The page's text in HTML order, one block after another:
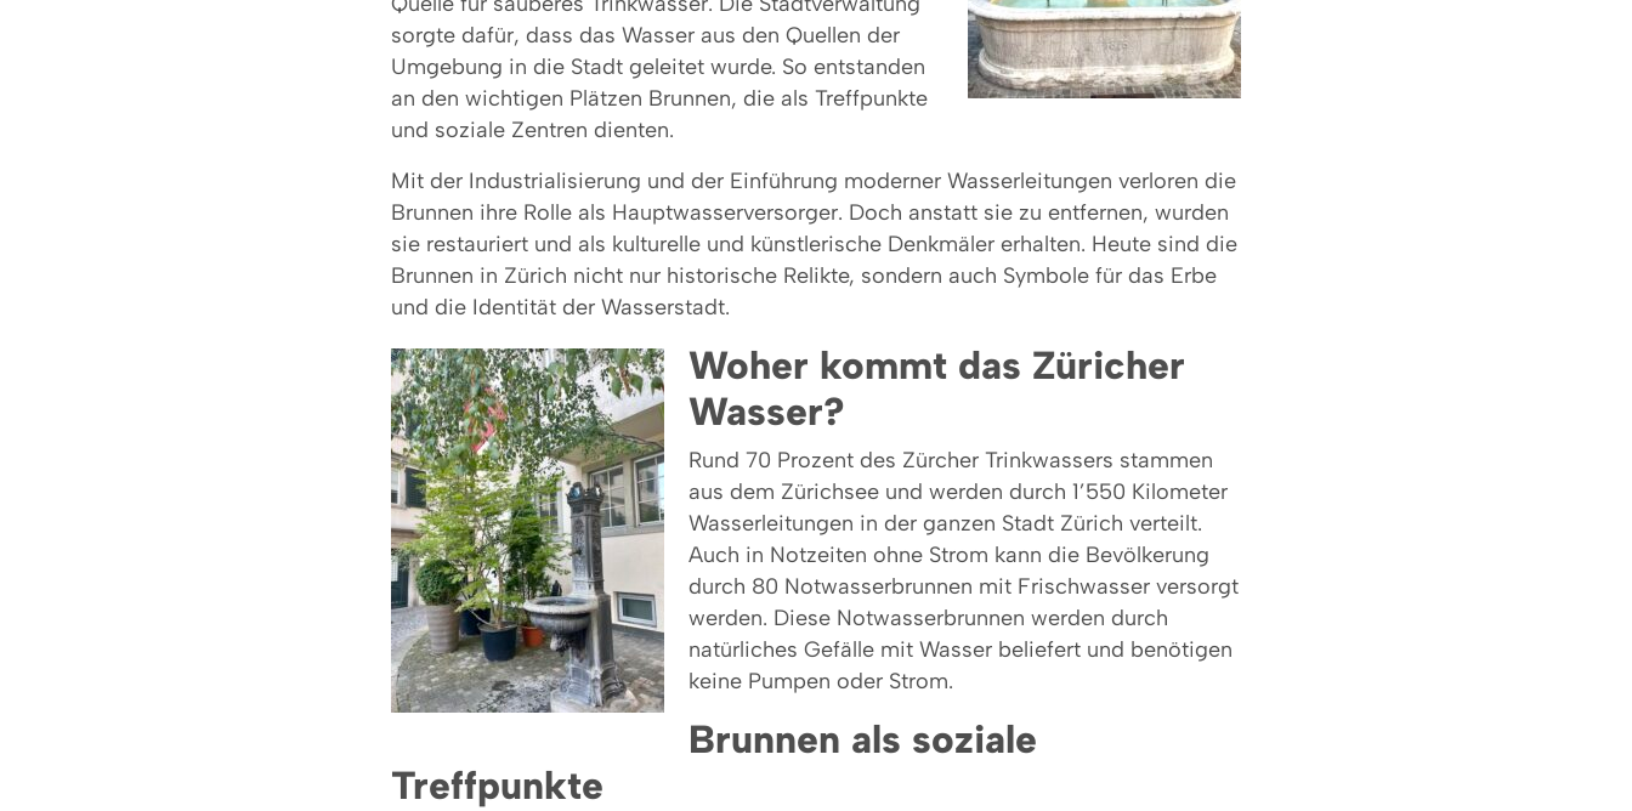
sorgte dafür, dass das Wasser aus den Quellen der
Umgebung in die Stadt geleitet wurde. So entstanden
an den wichtigen Plätzen Brunnen, die als Treffpunkte
und soziale Zentren dienten.
Mit der Industrialisierung und der Einführung moderner Wasserleitungen verloren die
Brunnen ihre Rolle als Hauptwasserversorger. Doch anstatt sie zu entfernen, wurden
sie restauriert und als kulturelle und künstlerische Denkmäler erhalten. Heute sind die
Brunnen in Zürich nicht nur historische Relikte, sondern auch Symbole für das Erbe
und die Identität der Wasserstadt.
Woher kommt das Züricher
Wasser?
Rund 70 Prozent des Zürcher Trinkwassers stammen
aus dem Zürichsee und werden durch 1’550 Kilometer
Wasserleitungen in der ganzen Stadt Zürich verteilt.
Auch in Notzeiten ohne Strom kann die Bevölkerung
durch 80 Notwasserbrunnen mit Frischwasser versorgt
werden. Diese Notwasserbrunnen werden durch
natürliches Gefälle mit Wasser beliefert und benötigen
keine Pumpen oder Strom.
Brunnen als soziale
Treffpunkte